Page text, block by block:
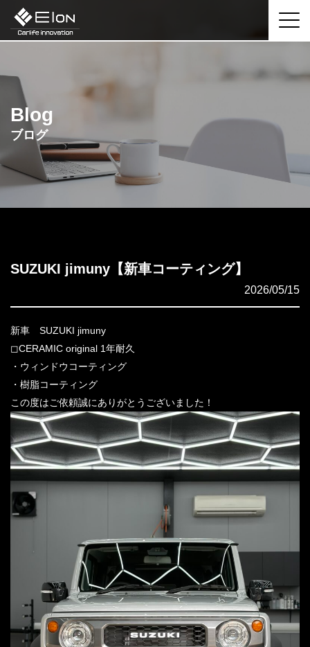
Blog
ブログ
SUZUKI jimuny【新車コーティング】
2026/05/15
新車 SUZUKI jimuny
◻︎CERAMIC original 1年耐久
・ウィンドウコーティング
・樹脂コーティング
この度はご依頼誠にありがとうございました！